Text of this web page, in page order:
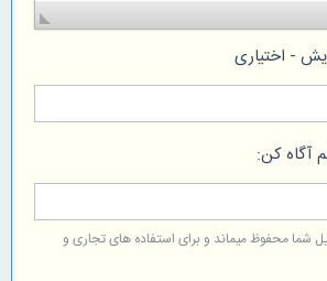
- اختیاری
آگاه کن:
محفوظ میماند و برای استفاده های تجاری و